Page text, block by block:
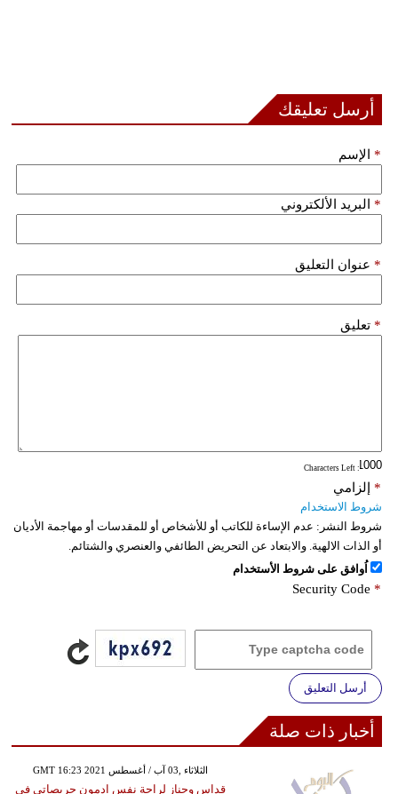
أرسل تعليقك
الإسم *
البريد الألكتروني *
عنوان التعليق *
تعليق *
: Characters Left
إلزامي *
شروط الاستخدام
شروط النشر: عدم الإساءة للكاتب أو للأشخاص أو للمقدسات أو مهاجمة الأديان
أو الذات الالهية. والابتعاد عن التحريض الطائفي والعنصري والشتائم.
اُوافق على شروط الأستخدام
Security Code *
أرسل التعليق
أخبار ذات صلة
GMT 16:23 2021 الثلاثاء ,03 آب / أغسطس
قداس وجناز لراحة نفس ادمون جريصاتي في